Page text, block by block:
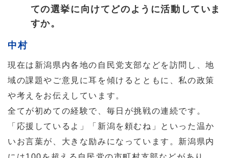
ての選挙に向けてどのように活動していま
すか。
中村
現在は新潟県内各地の自民党支部などを訪問し、地
域の課題やご意見に耳を傾けるとともに、私の政策
や考えをお伝えしています。
全てが初めての経験で、毎日が挑戦の連続です。
「応援しているよ」「新潟を頼むね」といった温か
いお言葉が、大きな励みになっています。新潟県内